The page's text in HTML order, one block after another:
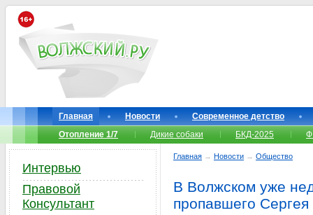
Главная Новости
Современное детство
Отопление 1/7
Дикие собаки БКД-2025
Главная → Новости → Общество
В Волжском уже
пропавшего
Интервью
Правовой
Консультант